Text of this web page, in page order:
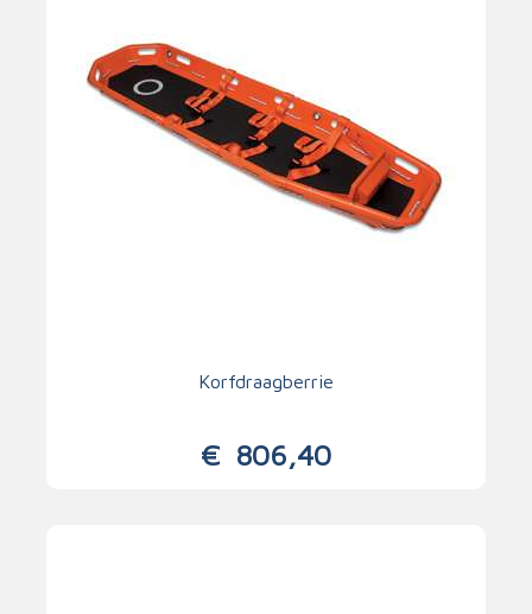
Korfdraagberrie
€ 806,40